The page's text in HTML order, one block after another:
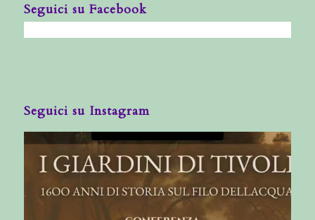
Seguici su Facebook
Seguici su Instagram